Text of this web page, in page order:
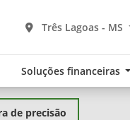
Três Lagoas - MS
Soluções financeiras
de precisão